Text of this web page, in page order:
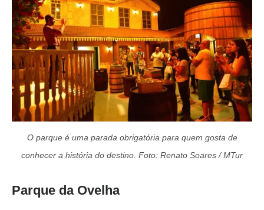
O parque é uma parada obrigatória para quem gosta de
conhecer a história do destino. Foto: Renato Soares / MTur
Parque da Ovelha